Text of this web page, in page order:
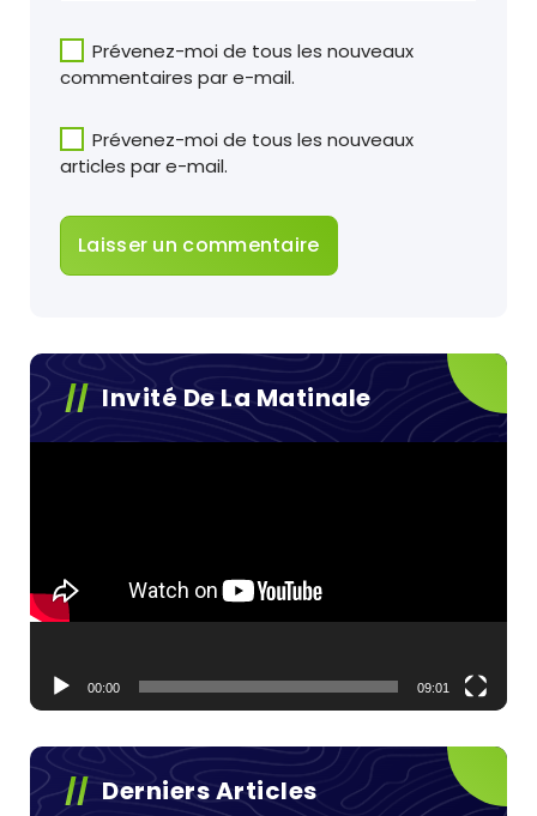
Prévenez-moi de tous les nouveaux
commentaires par e-mail.
Prévenez-moi de tous les nouveaux
articles par e-mail.
Invité De La Matinale
00:00 09:01
Derniers Articles